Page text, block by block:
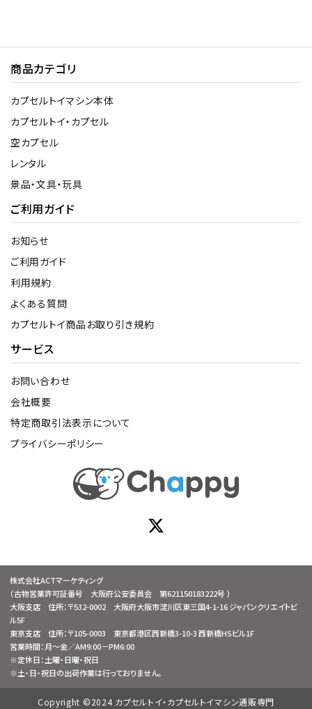
商品カテゴリ
カプセルトイマシン本体
カプセルトイ・カプセル
空カプセル
レンタル
景品・文具・玩具
ご利用ガイド
お知らせ
ご利用ガイド
利用規約
よくある質問
カプセルトイ商品お取り引き規約
サービス
お問い合わせ
会社概要
特定商取引法表示について
プライバシーポリシー
株式会社ACTマーケティング
（古物営業許可証番号 大阪府公安委員会 第621150183222号 ）
大阪支店 住所：〒532-0002 大阪府大阪市淀川区東三国4-1-16 ジャパンクリエイトビ
ル5F
東京支店 住所：〒105-0003 東京都港区西新橋3-10-3 西新橋HSビル1F
営業時間：月～金／AM9:00－PM6:00
※定休日：土曜・日曜・祝日
※土・日・祝日の出荷作業は行っておりません。
Copyright ©2024 カプセルトイ・カプセルトイマシン通販専門